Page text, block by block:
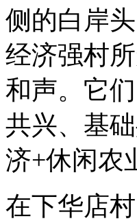
侧的白岸
经济强村
和声。它
共兴、基
济+休闲农
在下华店